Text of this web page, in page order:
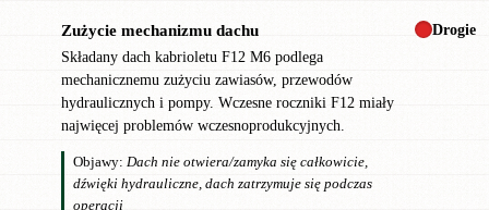
Zużycie mechanizmu dachu
Składany dach kabrioletu F12 M6 podlega
mechanicznemu zużyciu zawiasów, przewodów
hydraulicznych i pompy. Wczesne roczniki F12 miały
najwięcej problemów wczesnoprodukcyjnych.
Objawy: Dach nie otwiera/zamyka się całkowicie,
dźwięki hydrauliczne, dach zatrzymuje się podczas
operacji
Drogie